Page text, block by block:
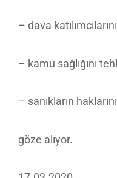
– dava
– kamu sağlığını
– sanıkların
göze alıyor.